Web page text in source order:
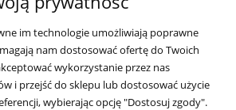
Pomoc
Moje konto
Płatności i dostawa
im technologie umożliwiają poprawne
nam dostosować ofertę do Twoich
wykorzystanie przez nas
i przejść do sklepu lub dostosować użycie
wybierając opcję "Dostosuj zgody".